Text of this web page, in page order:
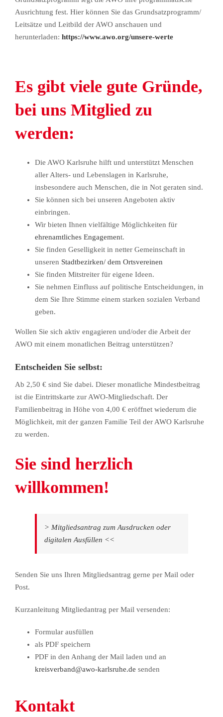
Ausrichtung fest. Hier können Sie das Grundsatzprogramm/
Leitsätze und Leitbild der AWO anschauen und
herunterladen: https://www.awo.org/unsere-werte
Es gibt viele gute Gründe,
bei uns Mitglied zu
werden:
Die AWO Karlsruhe hilft und unterstützt Menschen
aller Alters- und Lebenslagen in Karlsruhe,
insbesondere auch Menschen, die in Not geraten sind.
Sie können sich bei unseren Angeboten aktiv
einbringen.
Wir bieten Ihnen vielfältige Möglichkeiten für
ehrenamtliches Engagement.
Sie finden Geselligkeit in netter Gemeinschaft in
unseren Stadtbezirken/ dem Ortsvereinen
Sie finden Mitstreiter für eigene Ideen.
Sie nehmen Einfluss auf politische Entscheidungen, in
dem Sie Ihre Stimme einem starken sozialen Verband
geben.
Wollen Sie sich aktiv engagieren und/oder die Arbeit der
AWO mit einem monatlichen Beitrag unterstützen?
Entscheiden Sie selbst:
Ab 2,50 € sind Sie dabei. Dieser monatliche Mindestbeitrag
ist die Eintrittskarte zur AWO-Mitgliedschaft. Der
Familienbeitrag in Höhe von 4,00 € eröffnet wiederum die
Möglichkeit, mit der ganzen Familie Teil der AWO Karlsruhe
zu werden.
Sie sind herzlich
willkommen!
> Mitgliedsantrag zum Ausdrucken oder
digitalen Ausfüllen <<
Senden Sie uns Ihren Mitgliedsantrag gerne per Mail oder
Post.
Kurzanleitung Mitgliedantrag per Mail versenden:
Formular ausfüllen
als PDF speichern
PDF in den Anhang der Mail laden und an
kreisverband@awo-karlsruhe.de senden
Kontakt